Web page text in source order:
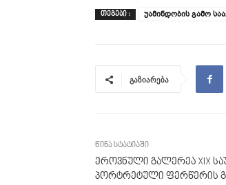
ᲗᲔᲒᲔᲑᲘ : უამინდობის გამო
გაზიარება
წინა სტატიაში
ეროვნული გალერეა XIX
პორტრეტული ფერწერის